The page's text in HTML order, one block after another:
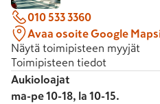
010 533 3360
Avaa osoite Google
Näytä toimipisteen myyjät
Toimipisteen tiedot
Aukioloajat
ma-pe 10-18, la 10-15.